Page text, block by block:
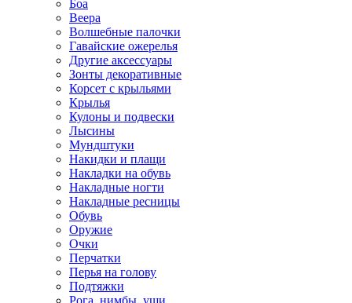
Боа
Веера
Волшебные палочки
Гавайские ожерелья
Другие аксессуары
Зонты декоративные
Корсет с крыльями
Крылья
Кулоны и подвески
Лысины
Мундштуки
Накидки и плащи
Накладки на обувь
Накладные ногти
Накладные ресницы
Обувь
Оружие
Очки
Перчатки
Перья на голову
Подтяжки
Рога, нимбы, уши